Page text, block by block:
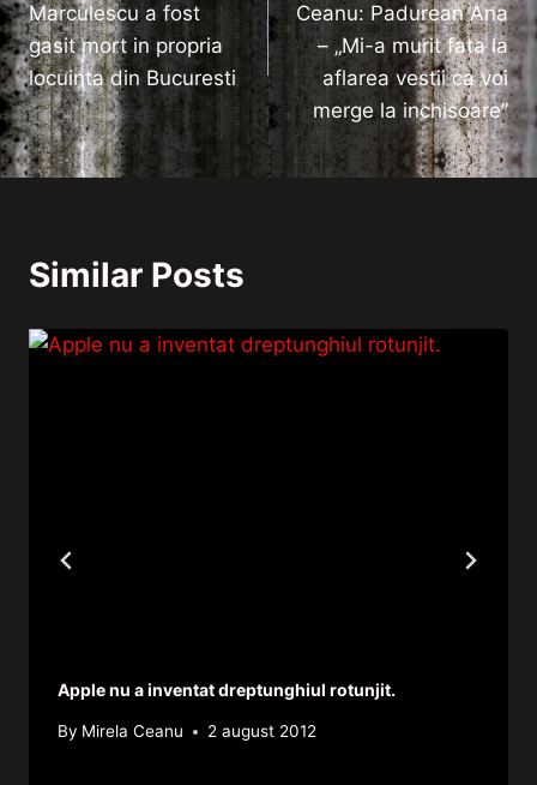
articole
Marculescu a fost
gasit mort in propria
locuinta din Bucuresti
Ceanu: Padurean Ana
– „Mi-a murit fata la
aflarea vestii ca voi
merge la inchisoare”
Similar Posts
Apple nu a inventat dreptunghiul rotunjit.
By Mirela Ceanu 2 august 2012